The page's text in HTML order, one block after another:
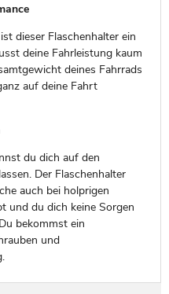
dieser Flaschenhalter ein
deine Fahrleistung kaum
deines Fahrrads
auf deine Fahrt
du dich auf den
Der Flaschenhalter
auch bei holprigen
und du dich keine Sorgen
bekommst ein
und